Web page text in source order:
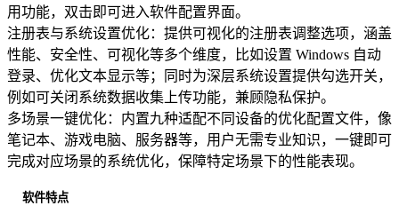
用功能，双击即可进入软件配置界面。
注册表与系统设置优化：提供可视化的注册表调整选项，涵盖
性能、安全性、可视化等多个维度，比如设置 Windows 自动
登录、优化文本显示等；同时为深层系统设置提供勾选开关，
例如可关闭系统数据收集上传功能，兼顾隐私保护。
多场景一键优化：内置九种适配不同设备的优化配置文件，像
笔记本、游戏电脑、服务器等，用户无需专业知识，一键即可
完成对应场景的系统优化，保障特定场景下的性能表现。
软件特点